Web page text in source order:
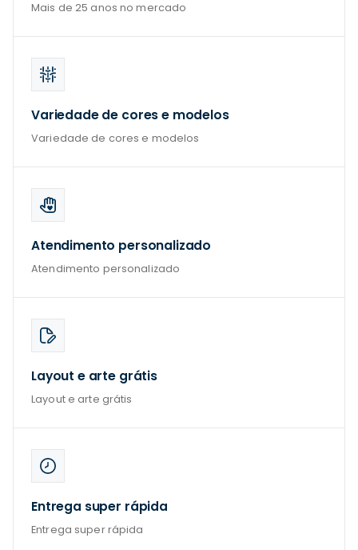
Mais de 25 anos no mercado
Variedade de cores e modelos
Variedade de cores e modelos
Atendimento personalizado
Atendimento personalizado
Layout e arte grátis
Layout e arte grátis
Entrega super rápida
Entrega super rápida